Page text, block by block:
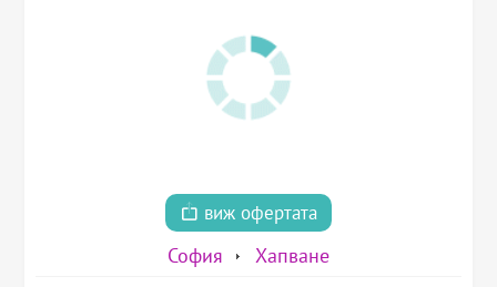
виж офертата
София Хапване